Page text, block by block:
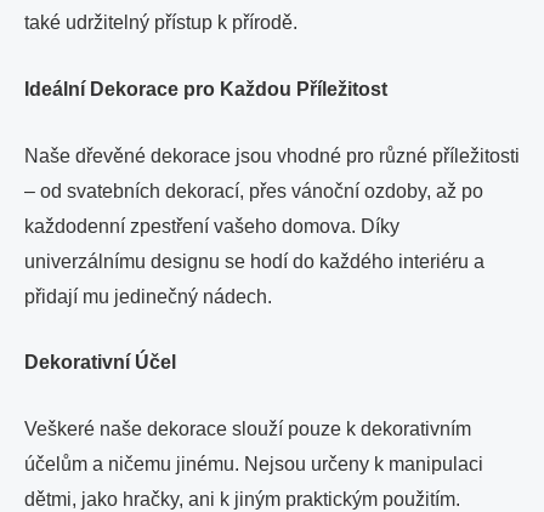
také udržitelný přístup k přírodě.
Ideální Dekorace pro Každou Příležitost
Naše dřevěné dekorace jsou vhodné pro různé příležitosti
– od svatebních dekorací, přes vánoční ozdoby, až po
každodenní zpestření vašeho domova. Díky
univerzálnímu designu se hodí do každého interiéru a
přidají mu jedinečný nádech.
Dekorativní Účel
Veškeré naše dekorace slouží pouze k dekorativním
účelům a ničemu jinému. Nejsou určeny k manipulaci
dětmi, jako hračky, ani k jiným praktickým použitím.